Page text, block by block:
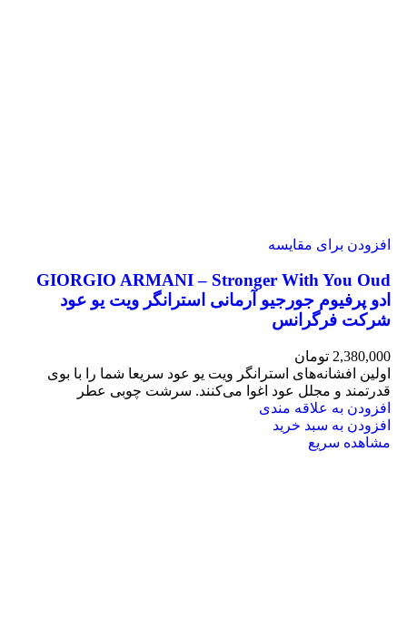
افزودن برای مقایسه
GIORGIO ARMANI – Stronger With You Oud
ادو پرفیوم جورجیو آرمانی استرانگر ویت یو عود
شرکت فرگرانس
2,380,000 تومان
اولین افشانه‌های استرانگر ویت یو عود سریعا شما را با بوی
قدرتمند و مجلل عود اغوا می‌کنند. سرشت چوبی عطر
افزودن به علاقه مندی
افزودن به سبد خرید
مشاهده سریع